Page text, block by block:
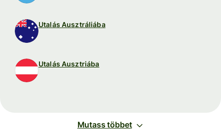
Utalás Ausztráliába
Utalás Ausztriába
Mutass többet